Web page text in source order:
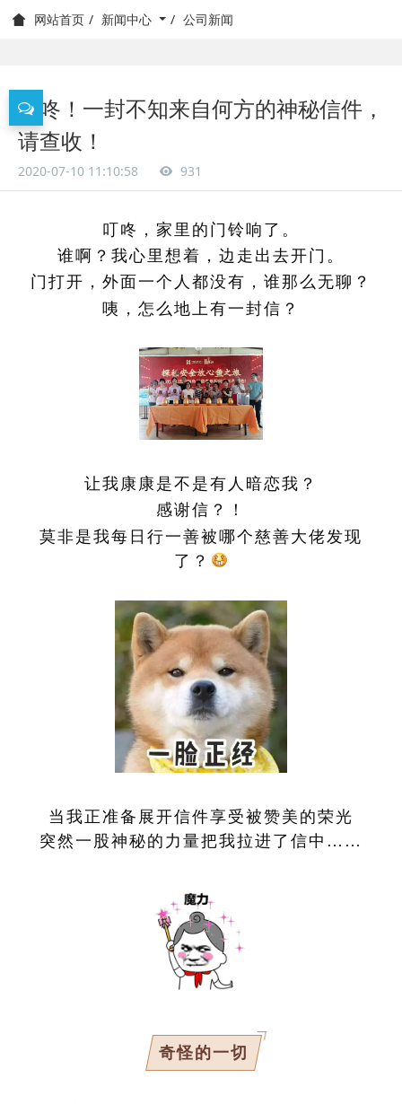
网站首页 新闻中心 公司新闻
叮咚！一封不知来自何方的神秘信件，
请查收！
2020-07-10 11:10:58 931
叮咚，家里的门铃响了。
谁啊？我心里想着，边走出去开门。
门打开，外面一个人都没有，谁那么无聊？
咦，怎么地上有一封信？
让我康康是不是有人暗恋我？
感谢信？！
莫非是我每日行一善被哪个慈善大佬发现
了？
当我正准备展开信件享受被赞美的荣光
突然一股神秘的力量把我拉进了信中……
奇怪的一切